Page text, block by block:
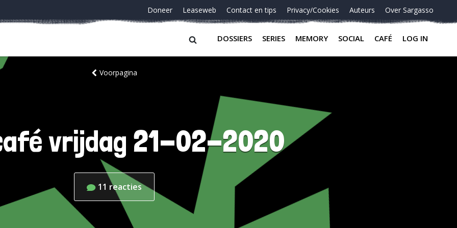
Doneer Leaseweb Contact en tips Privacy/Cookies Auteurs Over Sargasso
DOSSIERS SERIES MEMORY SOCIAL CAFÉ LOG IN
Voorpagina
vrijdag 21-02-2020
11 reacties